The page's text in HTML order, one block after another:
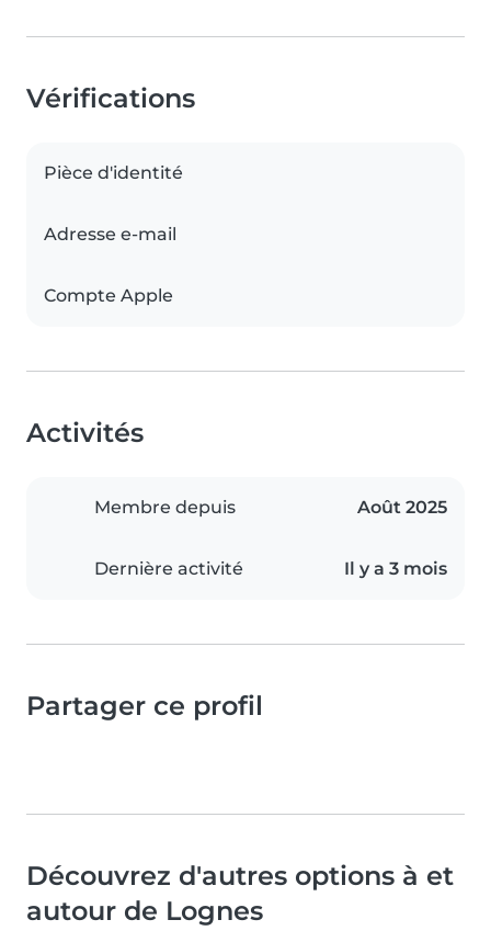
Vérifications
Pièce d'identité
Adresse e-mail
Compte Apple
Activités
Membre depuis Août 2025
Dernière activité Il y a 3 mois
Partager ce profil
Découvrez d'autres options à et
autour de Lognes